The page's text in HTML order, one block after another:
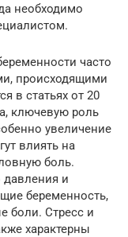
необходимо
часто
происходящими
в статьях от 20
ключевую роль
увеличение
влиять на
боль.
давления и
беременность,
боли. Стресс и
характерны